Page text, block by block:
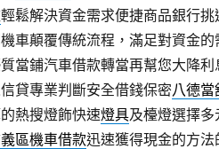
輕鬆解決資金需求便捷商品銀行
車顛覆傳統流程，滿足對資金
當鋪汽車借款轉當再幫您大降利
貸專業判斷安全借錢保密八德當
熱搜燈飾快速燈具及檯燈選擇多
區機車借款迅速獲得現金的方